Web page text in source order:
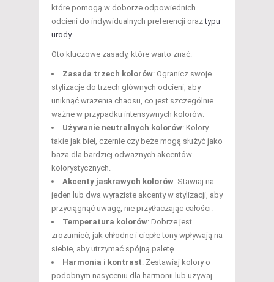
które pomogą w doborze odpowiednich
odcieni do indywidualnych preferencji oraztypu
urody.
Oto kluczowe zasady, które warto znać:
Zasada trzech kolorów: Ogranicz swoje
stylizacje do trzech głównych odcieni, aby
uniknąć wrażenia chaosu, co jest szczególnie
ważne w przypadku intensywnych kolorów.
Używanie neutralnych kolorów: Kolory
takie jak biel, czernie czy beże mogą służyć jako
baza dla bardziej odważnych akcentów
kolorystycznych.
Akcenty jaskrawych kolorów: Stawiaj na
jeden lub dwa wyraziste akcenty w stylizacji, aby
przyciągnąć uwagę, nie przytłaczając całości.
Temperatura kolorów: Dobrze jest
zrozumieć, jak chłodne i ciepłe tony wpływają na
siebie, aby utrzymać spójną paletę.
Harmonia i kontrast: Zestawiaj kolory o
podobnym nasyceniu dla harmonii lub używaj